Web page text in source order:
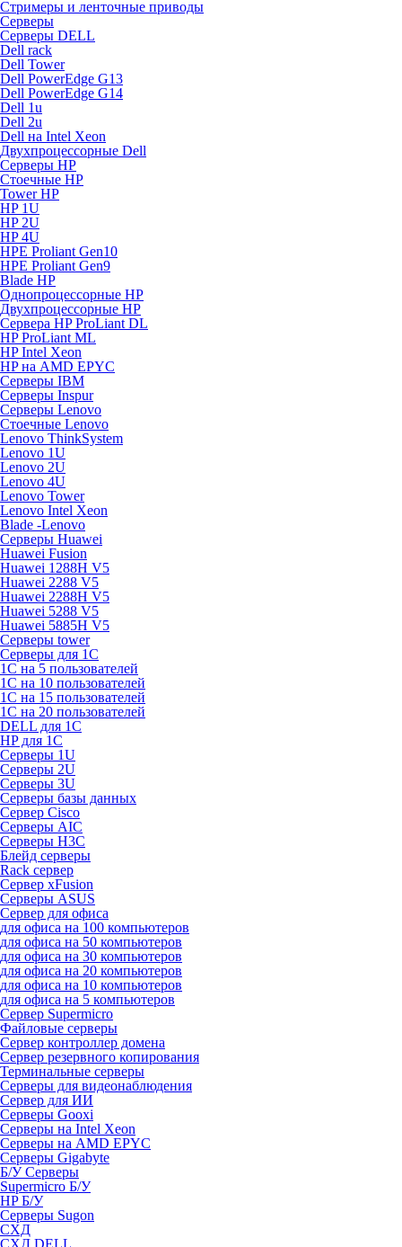
Стримеры и ленточные приводы
Серверы
Серверы DELL
Dell rack
Dell Tower
Dell PowerEdge G13
Dell PowerEdge G14
Dell 1u
Dell 2u
Dell на Intel Xeon
Двухпроцессорные Dell
Серверы HP
Стоечные HP
Tower HP
HP 1U
HP 2U
HP 4U
HPE Proliant Gen10
HPE Proliant Gen9
Blade HP
Однопроцессорные HP
Двухпроцессорные HP
Сервера HP ProLiant DL
HP ProLiant ML
HP Intel Xeon
HP на AMD EPYC
Серверы IBM
Серверы Inspur
Серверы Lenovo
Стоечные Lenovo
Lenovo ThinkSystem
Lenovo 1U
Lenovo 2U
Lenovo 4U
Lenovo Tower
Lenovo Intel Xeon
Blade -Lenovo
Серверы Huawei
Huawei Fusion
Huawei 1288H V5
Huawei 2288 V5
Huawei 2288H V5
Huawei 5288 V5
Huawei 5885H V5
Серверы tower
Серверы для 1C
1С на 5 пользователей
1С на 10 пользователей
1С на 15 пользователей
1С на 20 пользователей
DELL для 1С
HP для 1С
Серверы 1U
Серверы 2U
Серверы 3U
Серверы базы данных
Сервер Cisco
Серверы AIC
Серверы H3C
Блейд серверы
Rack сервер
Сервер xFusion
Серверы ASUS
Сервер для офиса
для офиса на 100 компьютеров
для офиса на 50 компьютеров
для офиса на 30 компьютеров
для офиса на 20 компьютеров
для офиса на 10 компьютеров
для офиса на 5 компьютеров
Сервер Supermicro
Файловые серверы
Сервер контроллер домена
Сервер резервного копирования
Терминальные серверы
Серверы для видеонаблюдения
Сервер для ИИ
Серверы Gooxi
Серверы на Intel Xeon
Серверы на AMD EPYC
Серверы Gigabyte
Б/У Серверы
Supermicro Б/У
HP Б/У
Серверы Sugon
СХД
СХД DELL